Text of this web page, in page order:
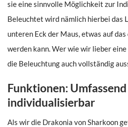
sie eine sinnvolle Möglichkeit zur
Beleuchtet wird nämlich hierbei das
unteren Eck der Maus, etwas auf
werden kann. Wer wie wir lieber
die Beleuchtung auch vollständig
Funktionen:
individualisierbar
Als wir die Drakonia von Sharkoon